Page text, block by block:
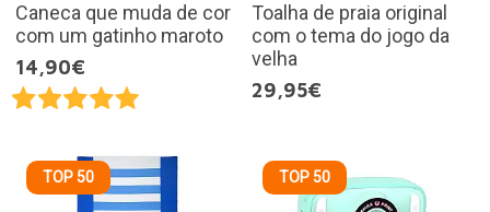
Caneca que muda de cor
com um gatinho maroto
14,90€
Toalha de praia original
com o tema do jogo da
velha
29,95€
TOP 50 TOP 50